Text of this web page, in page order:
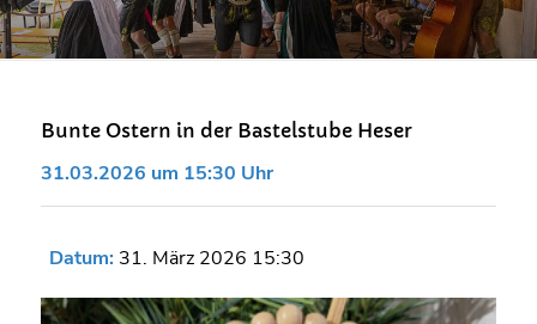
Bunte Ostern in der Bastelstube Heser
31.03.2026 um 15:30 Uhr
Datum: 31. März 2026 15:30